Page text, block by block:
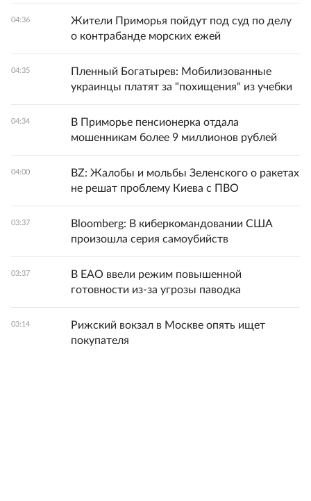
04:36
Жители Приморья пойдут под суд по делу
о контрабанде морских ежей
04:35
Пленный Богатырев: Мобилизованные
украинцы платят за "похищения" из учебки
04:34
В Приморье пенсионерка отдала
мошенникам более 9 миллионов рублей
04:00
BZ: Жалобы и мольбы Зеленского о ракетах
не решат проблему Киева с ПВО
03:37
Bloomberg: В киберкомандовании США
произошла серия самоубийств
03:37
В ЕАО ввели режим повышенной
готовности из-за угрозы паводка
03:14
Рижский вокзал в Москве опять ищет
покупателя